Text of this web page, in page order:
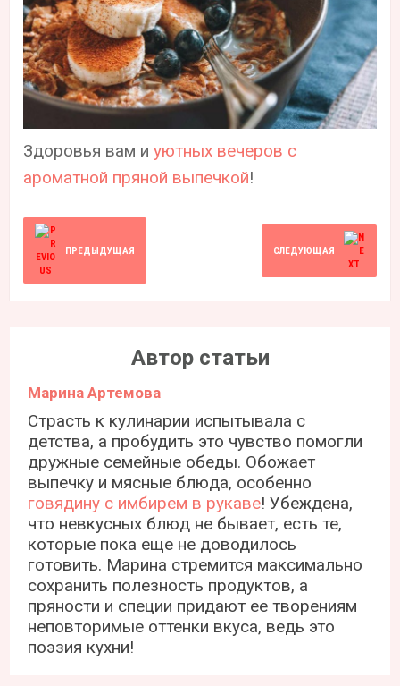
Здоровья вам иуютных вечеров с
ароматной пряной выпечкой!
ПРЕДЫДУЩАЯ СЛЕДУЮЩАЯ
Автор статьи
Марина Артемова
Страсть к кулинарии испытывала с
детства, а пробудить это чувство помогли
дружные семейные обеды. Обожает
выпечку и мясные блюда, особенно
говядину с имбирем в рукаве! Убеждена,
что невкусных блюд не бывает, есть те,
которые пока еще не доводилось
готовить. Марина стремится максимально
сохранить полезность продуктов, а
пряности и специи придают ее творениям
неповторимые оттенки вкуса, ведь это
поэзия кухни!